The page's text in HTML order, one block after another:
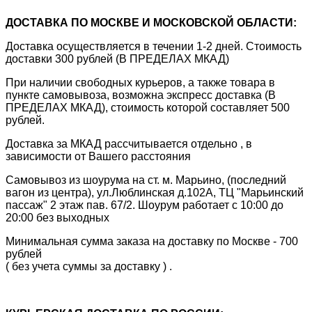
ДОСТАВКА ПО МОСКВЕ И МОСКОВСКОЙ ОБЛАСТИ:
Доставка осуществляется в течении 1-2 дней. Стоимость
доставки 300 рублей (В ПРЕДЕЛАХ МКАД)
При наличии свободных курьеров, а также товара в
пункте самовывоза, возможна экспресс доставка (В
ПРЕДЕЛАХ МКАД), стоимость которой составляет 500
рублей.
Доставка за МКАД рассчитывается отдельно , в
зависимости от Вашего расстояния
Самовывоз из шоурума на ст. м. Марьино, (последний
вагон из центра), ул.Люблинская д.102А, ТЦ "Марьинский
пассаж" 2 этаж пав. 67/2. Шоурум работает с 10:00 до
20:00 без выходных
Минимальная сумма заказа на доставку по Москве - 700
рублей
( без учета суммы за доставку ) .